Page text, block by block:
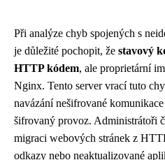
Při analýze chyb spojených s
je důležité pochopit, že stavový
HTTP kódem, ale proprietární
Nginx. Tento server vrací tuto
navázání nešifrované
šifrovaný provoz. Administrátoři
migraci webových stránek z
odkazy nebo neaktualizované